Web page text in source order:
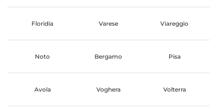
Floridia Varese Viareggio
Noto Bergamo Pisa
Avola Voghera Volterra